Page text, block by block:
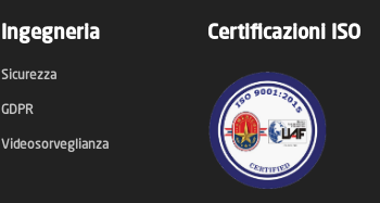
Ingegneria
Sicurezza
GDPR
Videosorveglianza
Certificazioni ISO